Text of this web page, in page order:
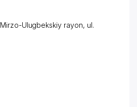
Mirzo-Ulugbekskiy rayon, ul.